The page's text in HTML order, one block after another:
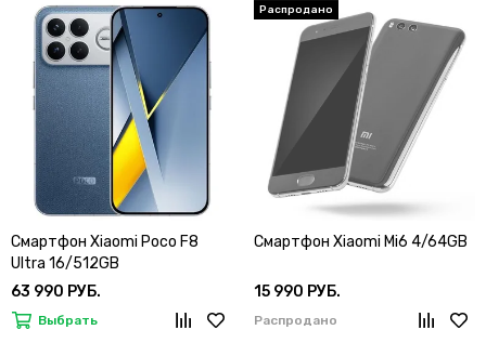
Смартфон Xiaomi Poco F8
Ultra 16/512GB
63 990 РУБ.
Выбрать
Смартфон Xiaomi Mi6 4/64GB
15 990 РУБ.
Распродано